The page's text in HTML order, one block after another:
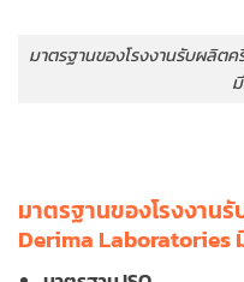
มาตรฐานของโรงงานรับผลิต
มาตรฐานของโรงงาน
Derima Laboratories